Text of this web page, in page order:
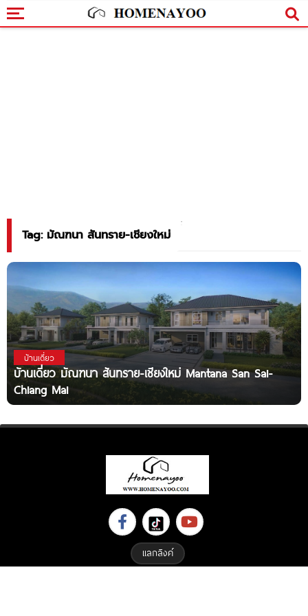
Tag: มัณฑนา สันทราย-เชียงใหม่
บ้านเดี่ยว
บ้านเดี่ยว มัณฑนา สันทราย-เชียงใหม่ Mantana San Sai-
Chiang Mai
แลกลิงค์